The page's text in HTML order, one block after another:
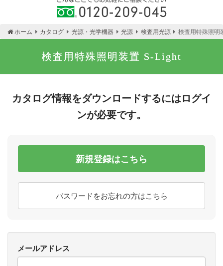
209-045
ホーム カタログ 光源・光学機器 光源 検査用光源 検査用特殊照明
検査用特殊照明装置 S-Light
カタログ情報をダウンロードするにはログイ
ンが必要です。
新規登録はこちら
パスワードをお忘れの方はこちら
メールアドレス